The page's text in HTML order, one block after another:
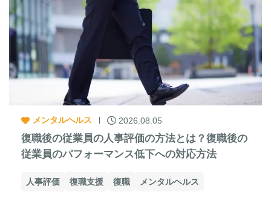
メンタルヘルス 2026.08.05
復職後の従業員の人事評価の方法とは？復職後の
従業員のパフォーマンス低下への対応方法
人事評価 復職支援 復職 メンタルヘルス